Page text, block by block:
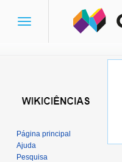
Toggle
Página principal
Ajuda
Pesquisa